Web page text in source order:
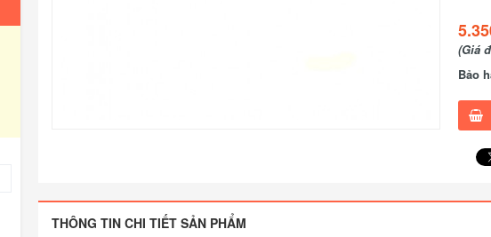
(Giá
Bảo
THÔNG TIN CHI TIẾT SẢN PHẨM